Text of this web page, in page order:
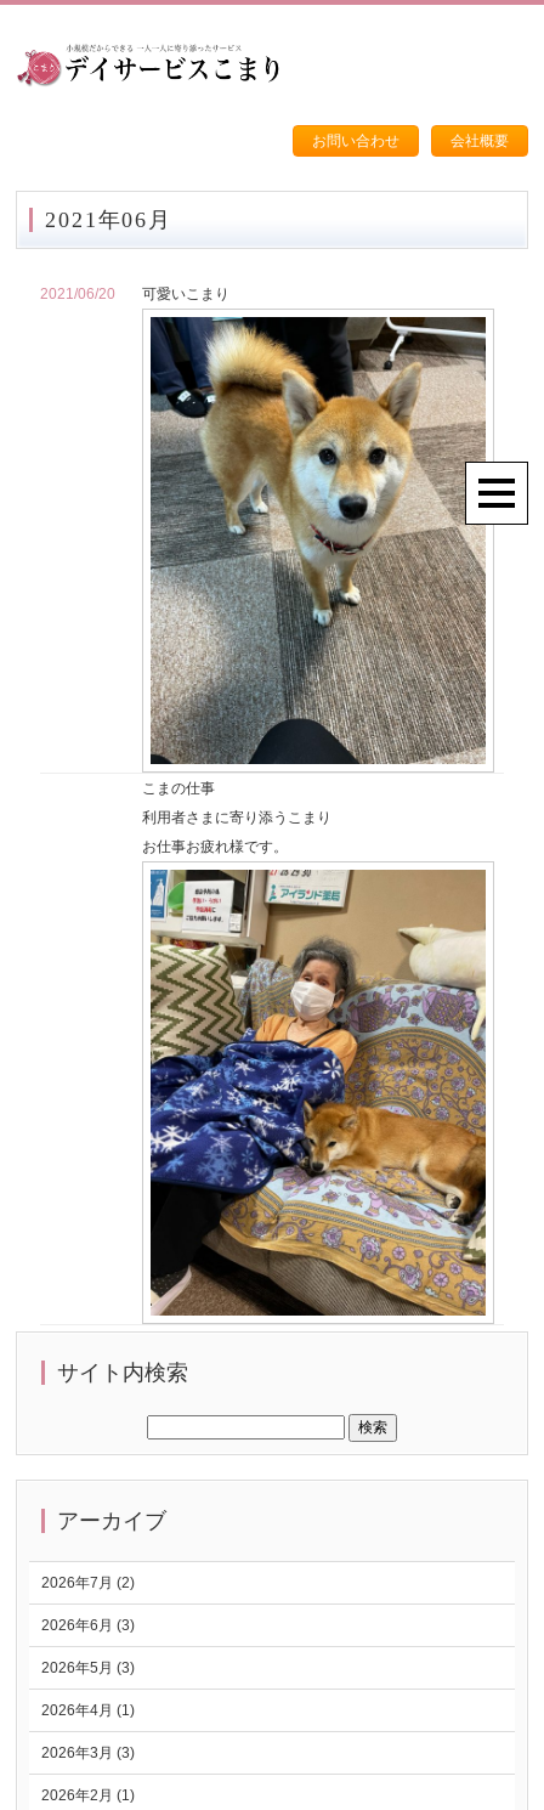
お問い合わせ 会社概要
2021年06月
2021/06/20 可愛いこまり
こまの仕事
利用者さまに寄り添うこまり
お仕事お疲れ様です。
サイト内検索
アーカイブ
2026年7月 (2)
2026年6月 (3)
2026年5月 (3)
2026年4月 (1)
2026年3月 (3)
2026年2月 (1)